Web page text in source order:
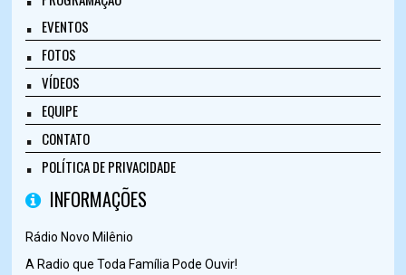
EVENTOS
FOTOS
VÍDEOS
EQUIPE
CONTATO
POLÍTICA DE PRIVACIDADE
INFORMAÇÕES
Rádio Novo Milênio
A Radio que Toda Família Pode Ouvir!